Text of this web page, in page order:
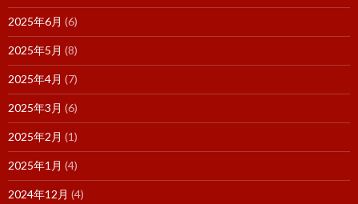
2025年6月 (6)
2025年5月 (8)
2025年4月 (7)
2025年3月 (6)
2025年2月 (1)
2025年1月 (4)
2024年12月 (4)